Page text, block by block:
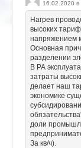
16.02.2020 в
Нагрев
высоких
напряжением
Основная
разделении
В РА
затраты
делает наш
экономике
доли
За кв/ч).